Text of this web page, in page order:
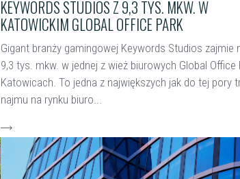
KEYWORDS STUDIOS Z 9,3 TYS. MKW. W
KATOWICKIM GLOBAL OFFICE PARK
Gigant branży gamingowej Keywords Studios zajmie
9,3 tys. mkw. w jednej z wież biurowych Global Office
Katowicach. To jedna z największych jak do tej pory
najmu na rynku biuro...
czytaj więcej